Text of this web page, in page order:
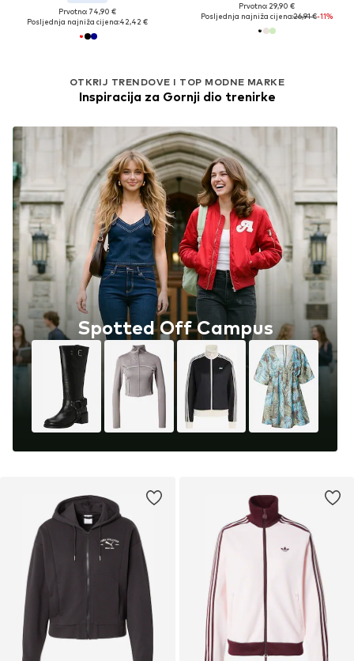
Prvotno: 74,90 €
Posljednja najniža cijena:42,42 €
Prvotno: 29,90 €
Posljednja najniža cijena:26,91 €-11%
OTKRIJ TRENDOVE I TOP MODNE MARKE
Inspiracija za Gornji dio trenirke
Spotted Off Campus